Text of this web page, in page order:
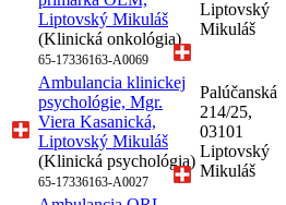
Liptovský Mikuláš
(Klinická onkológia)
65-17336163-A0069
Liptovský
Mikuláš
Ambulancia klinickej
psychológie, Mgr.
Viera Kasanická,
Liptovský Mikuláš
(Klinická psychológia)
65-17336163-A0027
Palúčanská
214/25,
03101
Liptovský
Mikuláš